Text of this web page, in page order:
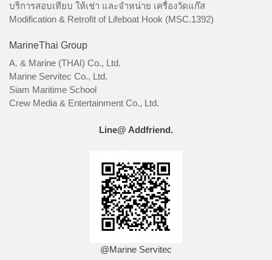
บริการสอบเทียบ ให้เช่า และจำหน่าย เครื่องวัดแก๊ส
Modification & Retrofit of Lifeboat Hook (MSC.1392)
MarineThai Group
A. & Marine (THAI) Co., Ltd.
Marine Servitec Co., Ltd.
Siam Maritime School
Crew Media & Entertainment Co., Ltd.
Line@ Addfriend.
@Marine Servitec